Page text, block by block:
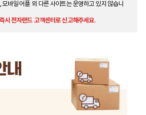
바일 어플 외 다른 사이트는 운영하고 있지 않습니
즉시 전자랜드 고객센터로 신고해주세요.